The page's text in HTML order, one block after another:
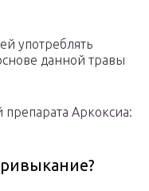
употреблять
данной травы
Аркоксиа: